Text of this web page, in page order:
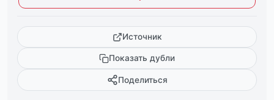
Источник
Показать дубли
Поделиться